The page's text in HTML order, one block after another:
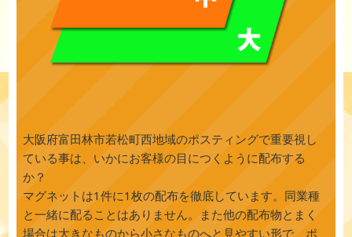
大阪府富田林市若松町西地域のポスティングで重要視し
ている事は、いかにお客様の目につくように配布する
か？
マグネットは1件に1枚の配布を徹底しています。同業種
と一緒に配ることはありません。また他の配布物とまく
場合は大きなものから小さなものへと見やすい形で、ポ